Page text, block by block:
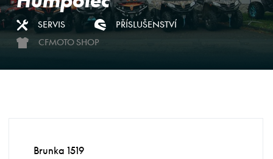
SERVIS
PŘÍSLUŠENSTVÍ
CFMOTO SHOP
Brunka 1519